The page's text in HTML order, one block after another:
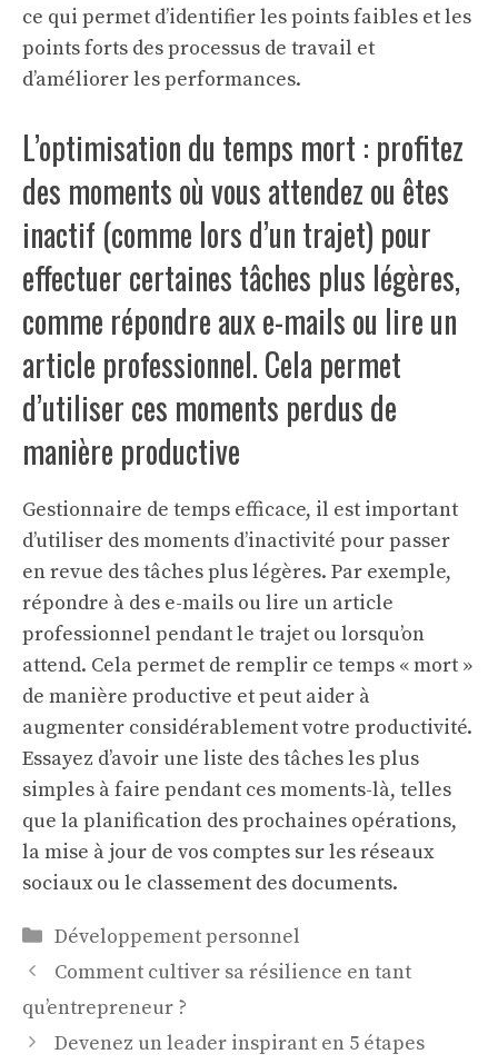
ce qui permet d’identifier les points faibles et les
points forts des processus de travail et
d’améliorer les performances.
L’optimisation du temps mort : profitez
des moments où vous attendez ou êtes
inactif (comme lors d’un trajet) pour
effectuer certaines tâches plus légères,
comme répondre aux e-mails ou lire un
article professionnel. Cela permet
d’utiliser ces moments perdus de
manière productive
Gestionnaire de temps efficace, il est important
d’utiliser des moments d’inactivité pour passer
en revue des tâches plus légères. Par exemple,
répondre à des e-mails ou lire un article
professionnel pendant le trajet ou lorsqu’on
attend. Cela permet de remplir ce temps « mort »
de manière productive et peut aider à
augmenter considérablement votre productivité.
Essayez d’avoir une liste des tâches les plus
simples à faire pendant ces moments-là, telles
que la planification des prochaines opérations,
la mise à jour de vos comptes sur les réseaux
sociaux ou le classement des documents.
Catégories
Développement personnel
Comment cultiver sa résilience en tant
qu’entrepreneur ?
Devenez un leader inspirant en 5 étapes